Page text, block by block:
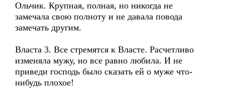
Ольчик. Крупная, полная, но никогда не
замечала свою полноту и не давала повода
замечать другим.
Власта 3. Все стремятся к Власте. Расчетливо
изменяла мужу, но все равно любила. И не
приведи господь было сказать ей о муже что-
нибудь плохое!